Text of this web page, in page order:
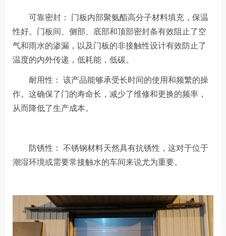
可靠密封 ：
门板内部聚氨酯高分子材料填充，保温
性好。门板间、侧部、底部和顶部密封条有效阻止了空
气和雨水的渗漏，以及门板的非接触性设计有效防止了
温度的内外传递，低耗能，低碳。
耐用性： 该产品能够承受长时间的使用和频繁的操
作。这确保了门的寿命长，减少了维修和更换的频率，
从而降低了生产成本。
防锈性：
不锈钢材料天然具有抗锈性，这对于位于
潮湿环境或需要常接触水的车间来说尤为重要。